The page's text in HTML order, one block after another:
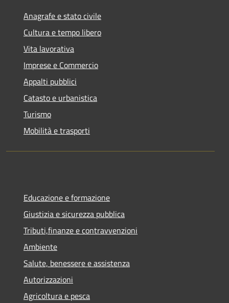
Anagrafe e stato civile
Cultura e tempo libero
Vita lavorativa
Imprese e Commercio
Appalti pubblici
Catasto e urbanistica
Turismo
Mobilità e trasporti
Educazione e formazione
Giustizia e sicurezza pubblica
Tributi,finanze e contravvenzioni
Ambiente
Salute, benessere e assistenza
Autorizzazioni
Agricoltura e pesca